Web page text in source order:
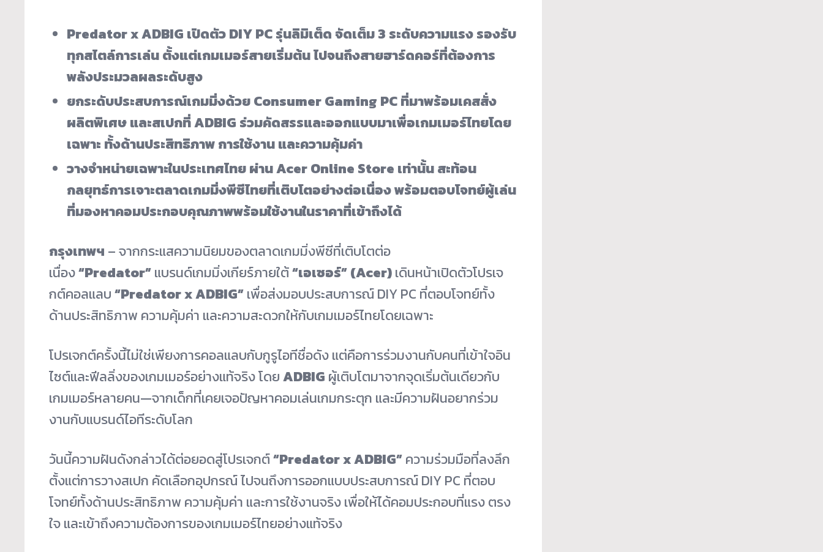
Predator x ADBIG เปิดตัว DIY PC รุ่นลิมิเต็ด จัดเต็ม 3 ระดับความแรง รองรับ
ทุกสไตล์การเล่น ตั้งแต่เกมเมอร์สายเริ่มต้น ไปจนถึงสายฮาร์ดคอร์ที่ต้องการ
พลังประมวลผลระดับสูง
ยกระดับประสบการณ์เกมมิ่งด้วยConsumer Gaming PC ที่มาพร้อมเคสสั่ง
ผลิตพิเศษ และสเปกที่ ADBIG ร่วมคัดสรรและออกแบบมาเพื่อเกมเมอร์ไทยโดย
เฉพาะ ทั้งด้านประสิทธิภาพ การใช้งาน และความคุ้มค่า
วางจำหน่ายเฉพาะในประเทศไทย ผ่านAcer Online Store เท่านั้น สะท้อน
กลยุทธ์การเจาะตลาดเกมมิ่งพีซีไทยที่เติบโตอย่างต่อเนื่อง พร้อมตอบโจทย์ผู้เล่น
ที่มองหาคอมประกอบคุณภาพพร้อมใช้งานในราคาที่เข้าถึงได้
กรุงเทพฯ – จากกระแสความนิยมของตลาดเกมมิ่งพีซีที่เติบโตต่อ
เนื่อง“Predator”แบรนด์เกมมิ่งเกียร์ภายใต้“เอเซอร์” (Acer)เดินหน้าเปิดตัวโปรเจ
กต์คอลแลบ“Predator x ADBIG”เพื่อส่งมอบประสบการณ์ DIY PC ที่ตอบโจทย์ทั้ง
ด้านประสิทธิภาพ ความคุ้มค่า และความสะดวกให้กับเกมเมอร์ไทยโดยเฉพาะ
โปรเจกต์ครั้งนี้ไม่ใช่เพียงการคอลแลบกับกูรูไอทีชื่อดัง แต่คือการร่วมงานกับคนที่เข้าใจอิน
ไซต์และฟีลลิ่งของเกมเมอร์อย่างแท้จริง โดยADBIG ผู้เติบโตมาจากจุดเริ่มต้นเดียวกับ
เกมเมอร์หลายคน—จากเด็กที่เคยเจอปัญหาคอมเล่นเกมกระตุก และมีความฝันอยากร่วม
งานกับแบรนด์ไอทีระดับโลก
วันนี้ความฝันดังกล่าวได้ต่อยอดสู่โปรเจกต์“Predator x ADBIG”ความร่วมมือที่ลงลึก
ตั้งแต่การวางสเปก คัดเลือกอุปกรณ์ ไปจนถึงการออกแบบประสบการณ์ DIY PC ที่ตอบ
โจทย์ทั้งด้านประสิทธิภาพ ความคุ้มค่า และการใช้งานจริง เพื่อให้ได้คอมประกอบที่แรง ตรง
ใจ และเข้าถึงความต้องการของเกมเมอร์ไทยอย่างแท้จริง